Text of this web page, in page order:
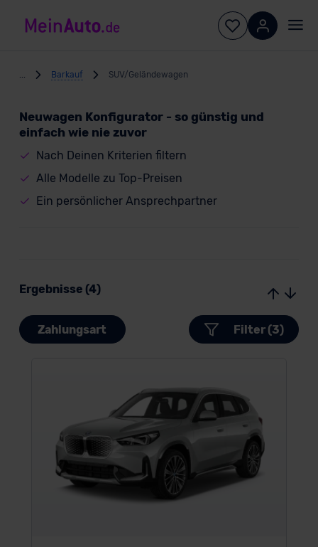
Barkauf SUV/Geländewagen
Neuwagen Konfigurator - so günstig und
einfach wie nie zuvor
Nach Deinen Kriterien filtern
Alle Modelle zu Top-Preisen
Ein persönlicher Ansprechpartner
Ergebnisse (4)
Zahlungsart Filter (3)